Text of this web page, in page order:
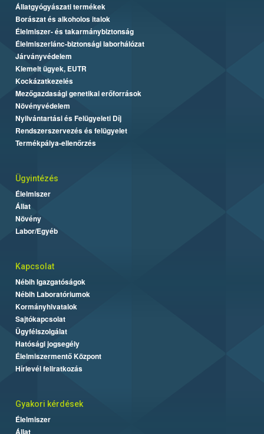
Állatgyógyászati termékek
Borászat és alkoholos italok
Élelmiszer- és takarmánybiztonság
Élelmiszerlánc-biztonsági laborhálózat
Járványvédelem
Kiemelt ügyek, EUTR
Kockázatkezelés
Mezőgazdasági genetikai erőforrások
Növényvédelem
Nyilvántartási és Felügyeleti Díj
Rendszerszervezés és felügyelet
Termékpálya-ellenőrzés
Ügyintézés
Élelmiszer
Állat
Növény
Labor/Egyéb
Kapcsolat
Nébih Igazgatóságok
Nébih Laboratóriumok
Kormányhivatalok
Sajtókapcsolat
Ügyfélszolgálat
Hatósági jogsegély
Élelmiszermentő Központ
Hírlevél feliratkozás
Gyakori kérdések
Élelmiszer
Állat